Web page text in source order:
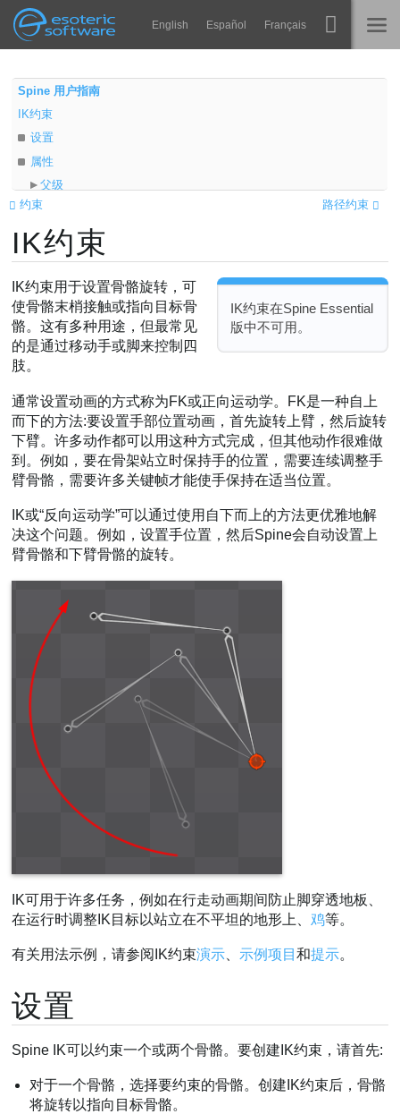
Esoteric Software
Navigation English Español Français
主页
博客
论坛
联系
Spine
运行时
常见问题
马上试用
采购
Main Content
Spine 用户指南
IK约束
设置
属性
父级
子级
目标
正向
压缩
拉伸
均匀
柔和度
限制
视频
路径约束
约束
IK约束
IK约束在Spine Essential
版中不可用。
IK约束用于设置骨骼旋转，可
使骨骼末梢接触或指向目标骨
骼。这有多种用途，但最常见
的是通过移动手或脚来控制四
肢。
通常设置动画的方式称为FK或正向运动学。FK是一种自上
而下的方法:要设置手部位置动画，首先旋转上臂，然后旋转
下臂。许多动作都可以用这种方式完成，但其他动作很难做
到。例如，要在骨架站立时保持手的位置，需要连续调整手
臂骨骼，需要许多关键帧才能使手保持在适当位置。
IK或“反向运动学”可以通过使用自下而上的方法更优雅地解
决这个问题。例如，设置手位置，然后Spine会自动设置上
臂骨骼和下臂骨骼的旋转。
IK可用于许多任务，例如在行走动画期间防止脚穿透地板、
在运行时调整IK目标以站立在不平坦的地形上、 鸡等。
有关用法示例，请参阅IK约束演示 示例项目和提示。
设置
Spine IK可以约束一个或两个骨骼。要创建IK约束，请首先:
对于一个骨骼，选择要约束的骨骼。创建IK约束后，骨骼
将旋转以指向目标骨骼。